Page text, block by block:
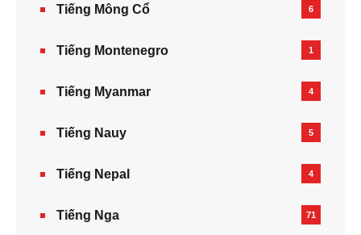
Tiếng Mông Cổ 6
Tiếng Montenegro 1
Tiếng Myanmar 4
Tiếng Nauy 5
Tiếng Nepal‎ 4
Tiếng Nga 71